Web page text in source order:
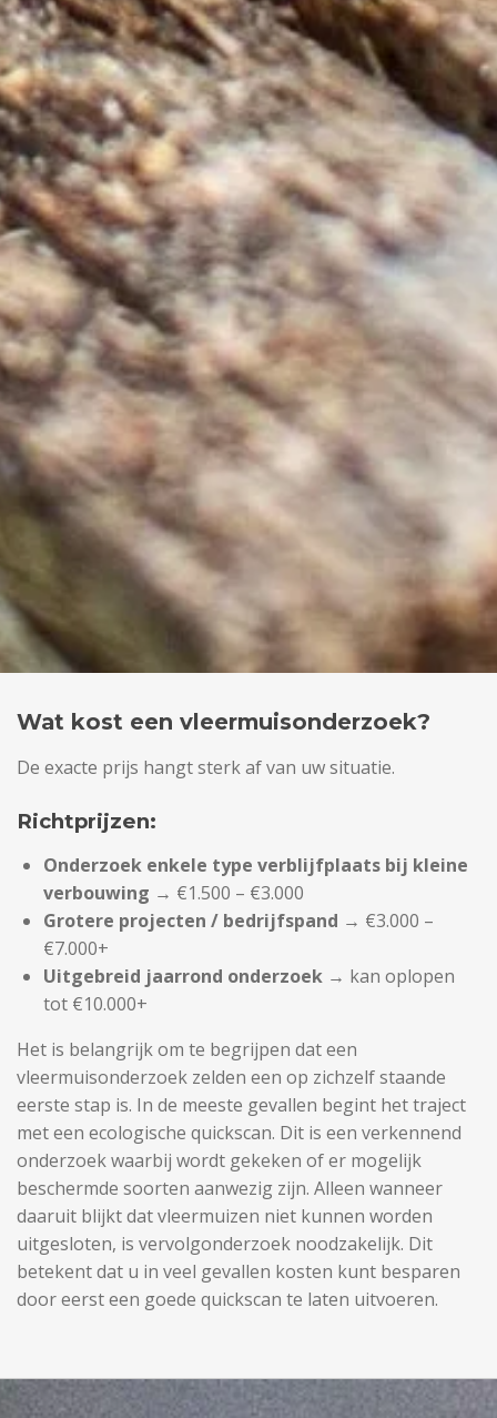
Wat kost een vleermuisonderzoek?
De exacte prijs hangt sterk af van uw situatie.
Richtprijzen:
Onderzoek enkele type verblijfplaats bij kleine
verbouwing → €1.500 – €3.000
Grotere projecten / bedrijfspand → €3.000 –
€7.000+
Uitgebreid jaarrond onderzoek → kan oplopen
tot €10.000+
Het is belangrijk om te begrijpen dat een
vleermuisonderzoek zelden een op zichzelf staande
eerste stap is. In de meeste gevallen begint het traject
met een ecologische quickscan. Dit is een verkennend
onderzoek waarbij wordt gekeken of er mogelijk
beschermde soorten aanwezig zijn. Alleen wanneer
daaruit blijkt dat vleermuizen niet kunnen worden
uitgesloten, is vervolgonderzoek noodzakelijk. Dit
betekent dat u in veel gevallen kosten kunt besparen
door eerst een goede quickscan te laten uitvoeren.